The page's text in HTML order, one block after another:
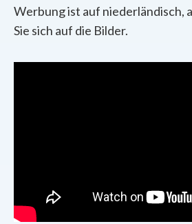
Werbung ist auf niederländisch,
Sie sich auf die Bilder.